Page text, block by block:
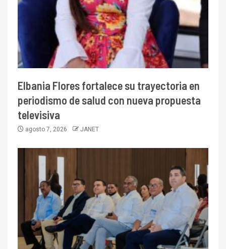
Elbania Flores fortalece su trayectoria en
periodismo de salud con nueva propuesta
televisiva
agosto 7, 2026 JANET